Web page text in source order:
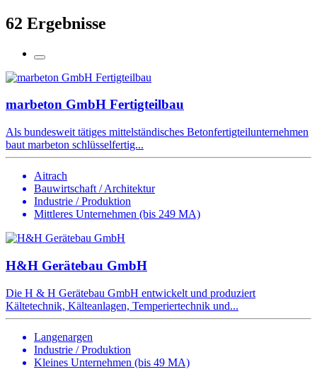
62 Ergebnisse
marbeton GmbH Fertigteilbau
Als bundesweit tätiges mittelständisches Betonfertigteilunternehmen
baut marbeton schlüsselfertig...
Aitrach
Bauwirtschaft / Architektur
Industrie / Produktion
Mittleres Unternehmen (bis 249 MA)
H&H Gerätebau GmbH
Die H & H Gerätebau GmbH entwickelt und produziert
Kältetechnik, Kälteanlagen, Temperiertechnik und...
Langenargen
Industrie / Produktion
Kleines Unternehmen (bis 49 MA)